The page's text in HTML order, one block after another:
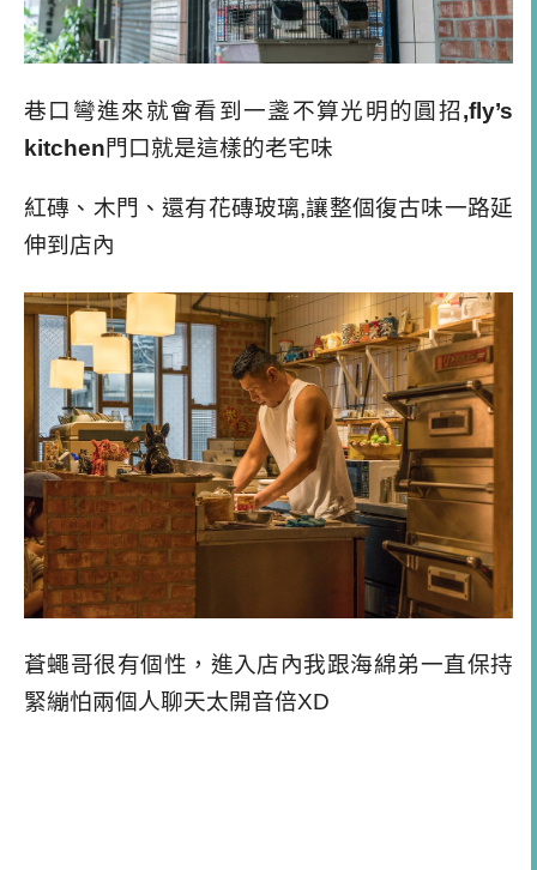
巷口彎進來就會看到一盞不算光明的圓招,fly’s
kitchen門口就是這樣的老宅味
紅磚、木門、還有花磚玻璃,讓整個復古味一路延
伸到店內
蒼蠅哥很有個性，進入店內我跟海綿弟一直保持
緊繃怕兩個人聊天太開音倍XD